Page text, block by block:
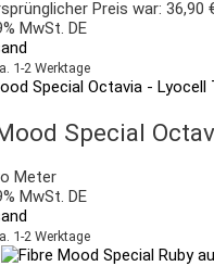
Preis war: 36,90
MwSt. DE
1-2 Werktage
Special
Meter
MwSt. DE
1-2 Werktage